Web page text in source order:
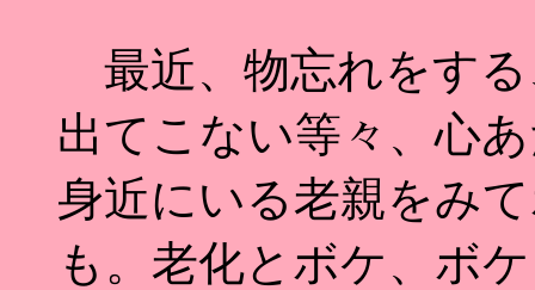
最近、物忘れをす
出てこない等々、心
身近にいる老親をみ
も。老化とボケ、ボ